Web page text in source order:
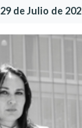
29 de Julio de